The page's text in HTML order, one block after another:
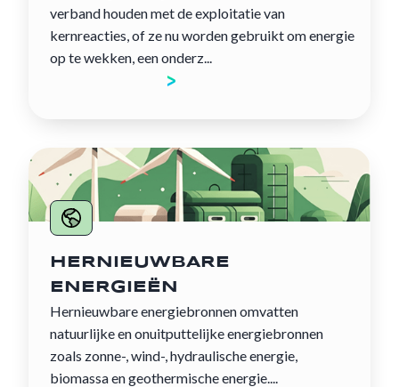
verband houden met de exploitatie van
kernreacties, of ze nu worden gebruikt om energie
op te wekken, een onderz...
HERNIEUWBARE
ENERGIEËN
Hernieuwbare energiebronnen omvatten
natuurlijke en onuitputtelijke energiebronnen
zoals zonne-, wind-, hydraulische energie,
biomassa en geothermische energie....